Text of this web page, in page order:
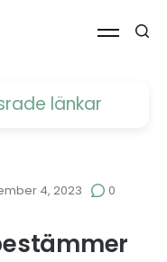
länkar
4, 2023 0